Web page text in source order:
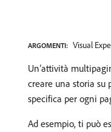
ARGOMENTI: Visual
Un’attività
creare una storia su
specifica per ogni
Ad esempio, ti può